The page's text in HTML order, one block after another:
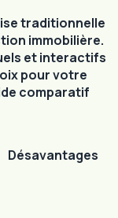
traditionnelle
immobilière.
et interactifs
pour votre
comparatif
Désavantages